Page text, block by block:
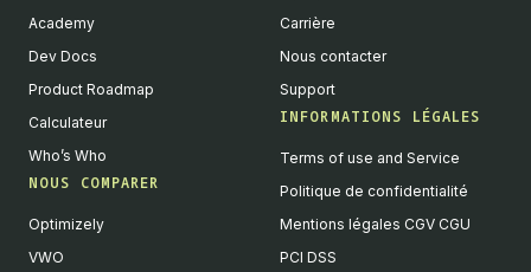
Academy
Dev Docs
Product Roadmap
Calculateur
Who’s Who
NOUS COMPARER
Optimizely
VWO
Carrière
Nous contacter
Support
INFORMATIONS LÉGALES
Terms of use and Service
Politique de confidentialité
Mentions légales CGV CGU
PCI DSS